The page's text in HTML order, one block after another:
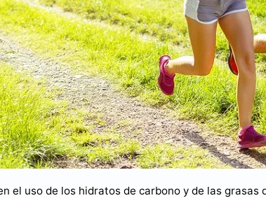
el uso de los hidratos de carbono y de las grasas